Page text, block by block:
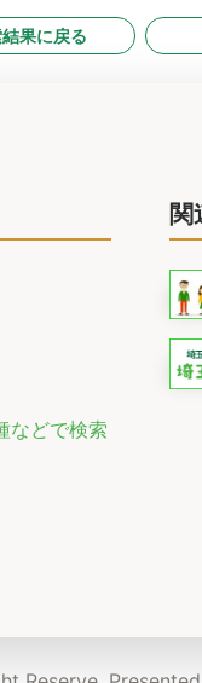
果に戻る
などで検索
関